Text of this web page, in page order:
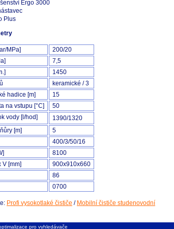
Ergo 3000
Plus
MPa]
200/20
7,5
1450
keramické / 3
hadice [m]
15
na vstupu [°C]
50
vody [l/hod]
1390/1320
[m]
5
400/3/50/16
8100
V [mm]
900x910x660
86
0700
Profi vysokotlaké čističe / Mobilní čističe studenovodní
pro vyhledávače